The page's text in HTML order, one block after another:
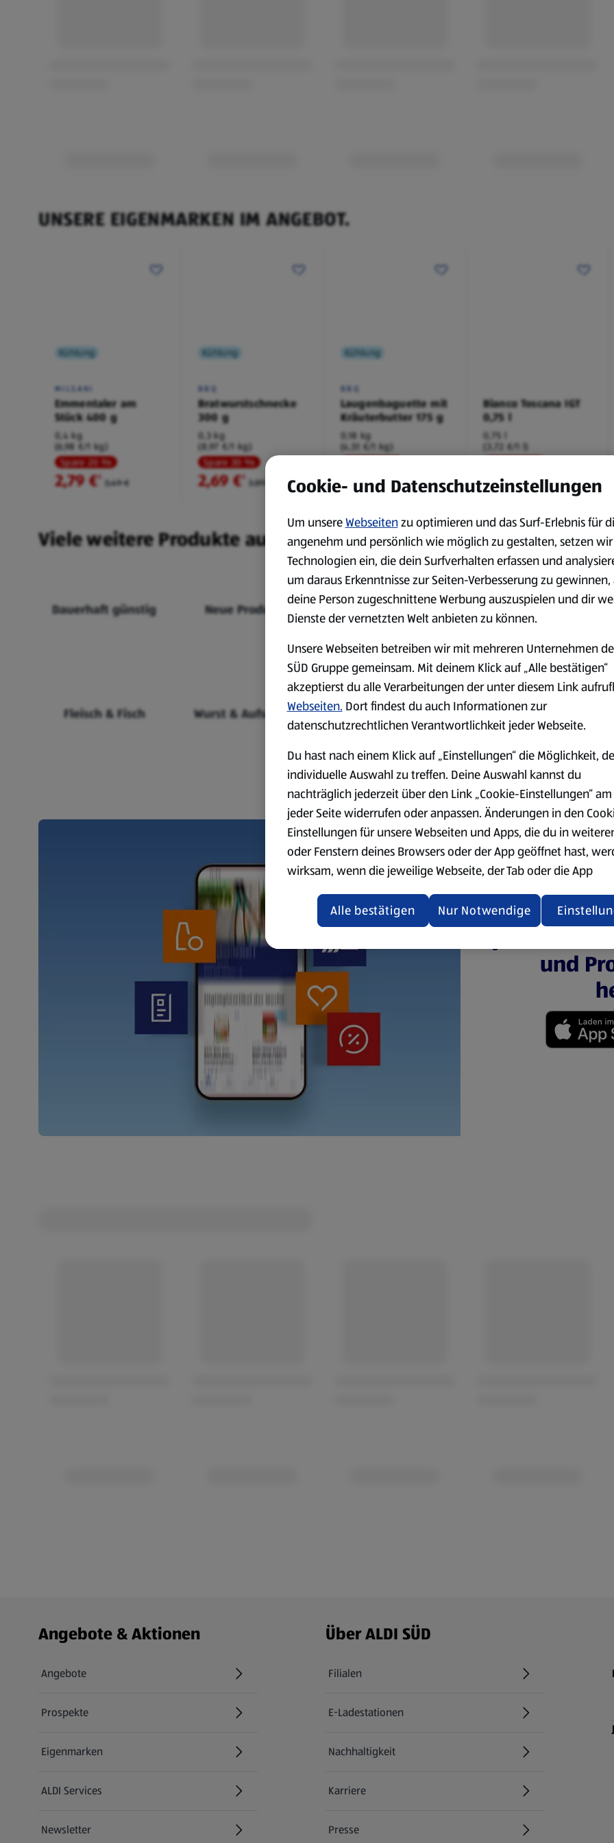
UNSERE EIGENMARKEN IM ANGEBOT.
Kühlung
MILSANI
Emmentaler am
Stück 400 g
0,4 kg
(6,98 €/1 kg)
Spare 20 %
2,79 €² 3,49 €
Kühlung
BBQ
Bratwurstschnecke
300 g
0,3 kg
(8,97 €/1 kg)
Spare 30 %
2,69 €² 3,89 €
Kühlung
BBQ
Laugenbaguette mit
Kräuterbutter 175 g
0,18 kg
(4,51 €/1 kg)
0,79 € 1,29 €
Bianco Toscana IGT
0,75 l
0,75 l
(3,72 €/1 l)
2,79 € 3,49 €
Viele weitere Produkte aus unserem Sortiment.
Dauerhaft günstig Neue Produkte Markenprodukte Bio-Produkte
Fleisch & Fisch Wurst & Aufschnitt Käse
Milchprodukte &
Eier
Mit der
jederzeit
und
Fußzeilenmenü - weitere Links
Angebote & Aktionen
Angebote
Prospekte
Eigenmarken
ALDI Services
Newsletter
Über ALDI SÜD
Filialen
E-Ladestationen
Nachhaltigkeit
Karriere
Presse
Cookie- und Datenschutzeinstellungen
Um unsereWebseitenzu optimieren und das Surf-Erlebnis für
angenehm und persönlich wie möglich zu gestalten, setzen wir
Technologien ein, die dein Surfverhalten erfassen und
um daraus Erkenntnisse zur Seiten-Verbesserung zu gewinnen,
deine Person zugeschnittene Werbung auszuspielen und dir
Dienste der vernetzten Welt anbieten zu können.
Unsere Webseiten betreiben wir mit mehreren Unternehmen
SÜD Gruppe gemeinsam. Mit deinem Klick auf „Alle bestätigen“
akzeptierst du alle Verarbeitungen der unter diesem Link
Webseiten. Dort findest du auch Informationen zur
datenschutzrechtlichen Verantwortlichkeit jeder Webseite.
Du hast nach einem Klick auf „Einstellungen“ die Möglichkeit,
individuelle Auswahl zu treffen. Deine Auswahl kannst du
nachträglich jederzeit über den Link „Cookie-Einstellungen“
jeder Seite widerrufen oder anpassen. Änderungen in den
Einstellungen für unsere Webseiten und Apps, die du in
oder Fenstern deines Browsers oder der App geöffnet hast,
wirksam, wenn die jeweilige Webseite, der Tab oder die App
aktualisiert oder geschlossen und anschließend wieder geöffnet
Datenschutzerklärung zur Verfügung.
Übersicht der Webseitenbetreiber und Datenschutzerklärungen
Nur Notwendige
Alle bestätigen